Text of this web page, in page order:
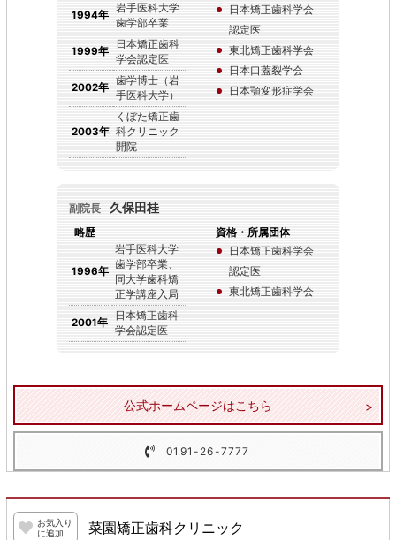
1994年
岩手医科大学
歯学部卒業
1999年
日本矯正歯科
学会認定医
2002年
歯学博士（岩
手医科大学）
2003年
くぼた矯正歯
科クリニック
開院
日本矯正歯科学会
認定医
東北矯正歯科学会
日本口蓋裂学会
日本顎変形症学会
副院長 久保田桂
略歴
1996年
岩手医科大学
歯学部卒業、
同大学歯科矯
正学講座入局
2001年
日本矯正歯科
学会認定医
資格・所属団体
日本矯正歯科学会
認定医
東北矯正歯科学会
公式ホームページはこちら
0191-26-7777
お気入り
に追加
菜園矯正歯科クリニック